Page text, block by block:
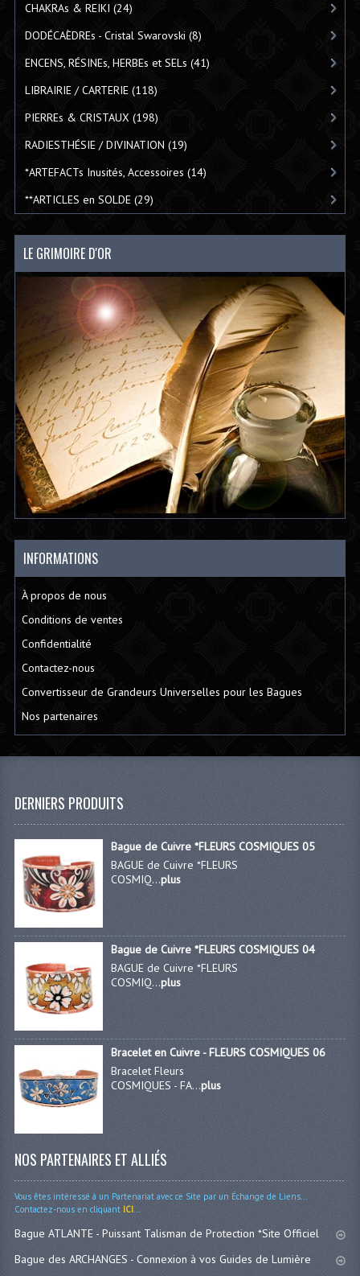
CHAKRAs & REIKI (24)
DODÉCAÈDREs - Cristal Swarovski (8)
ENCENS, RÉSINEs, HERBEs et SELs (41)
LIBRAIRIE / CARTERIE(118)
PIERREs & CRISTAUX (198)
RADIESTHÉSIE / DIVINATION (19)
*ARTEFACTs Inusités, Accessoires (14)
**ARTICLES en SOLDE(29)
LE GRIMOIRE D'OR
INFORMATIONS
À propos de nous
Conditions de ventes
Confidentialité
Contactez-nous
Convertisseur de Grandeurs Universelles pour les Bagues
Nos partenaires
DERNIERS PRODUITS
Bague de Cuivre *FLEURS COSMIQUES 05
BAGUE de Cuivre *FLEURS
COSMIQ...plus
Bague de Cuivre *FLEURS COSMIQUES 04
BAGUE de Cuivre *FLEURS
COSMIQ...plus
Bracelet en Cuivre - FLEURS COSMIQUES 06
Bracelet Fleurs
COSMIQUES - FA...plus
NOS PARTENAIRES ET ALLIÉS
Vous êtes intéressé à un Partenariat avec ce Site par un Échange de Liens...
Contactez-nous en cliquantICI...
Bague ATLANTE - Puissant Talisman de Protection *Site Officiel
Bague des ARCHANGES - Connexion à vos Guides de Lumière